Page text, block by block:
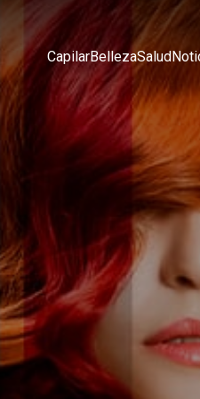
CapilarBellezaSalud